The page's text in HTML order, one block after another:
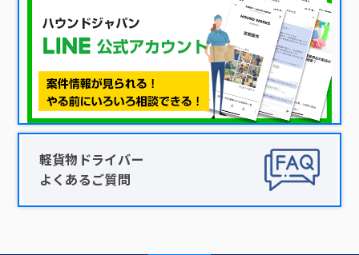
軽貨物ドライバー
よくあるご質問